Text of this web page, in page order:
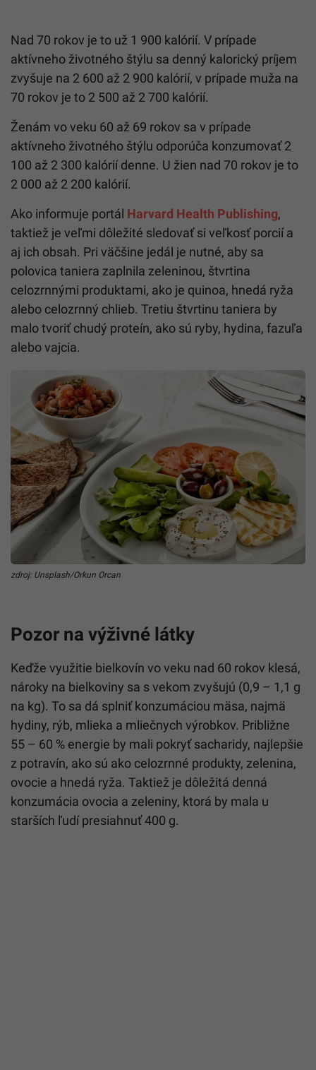
Nad 70 rokov je to už 1 900 kalórií. V prípade
aktívneho životného štýlu sa denný kalorický príjem
zvyšuje na 2 600 až 2 900 kalórií, v prípade muža na
70 rokov je to 2 500 až 2 700 kalórií.
Ženám vo veku 60 až 69 rokov sa v prípade
aktívneho životného štýlu odporúča konzumovať 2
100 až 2 300 kalórií denne. U žien nad 70 rokov je to
2 000 až 2 200 kalórií.
Ako informuje portál Harvard Health Publishing,
taktiež je veľmi dôležité sledovať si veľkosť porcií a
aj ich obsah. Pri väčšine jedál je nutné, aby sa
polovica taniera zaplnila zeleninou, štvrtina
celozrnnými produktami, ako je quinoa, hnedá ryža
alebo celozrnný chlieb. Tretiu štvrtinu taniera by
malo tvoriť chudý proteín, ako sú ryby, hydina, fazuľa
alebo vajcia.
zdroj: Unsplash/Orkun Orcan
Pozor na výživné látky
Keďže využitie bielkovín vo veku nad 60 rokov klesá,
nároky na bielkoviny sa s vekom zvyšujú (0,9 – 1,1 g
na kg). To sa dá splniť konzumáciou mäsa, najmä
hydiny, rýb, mlieka a mliečnych výrobkov. Približne
55 – 60 % energie by mali pokryť sacharidy, najlepšie
z potravín, ako sú ako celozrnné produkty, zelenina,
ovocie a hnedá ryža. Taktiež je dôležitá denná
konzumácia ovocia a zeleniny, ktorá by mala u
starších ľudí presiahnuť 400 g.